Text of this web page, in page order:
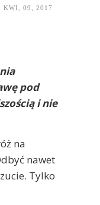
KWI, 09, 2017
pod
i nie
na
nawet
Tylko